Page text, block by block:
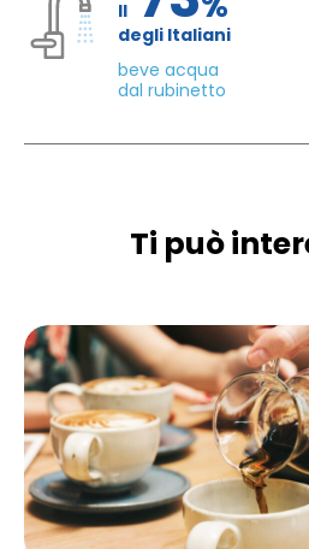
Il
degli Italiani
beve acqua
dal rubinetto
Ti può